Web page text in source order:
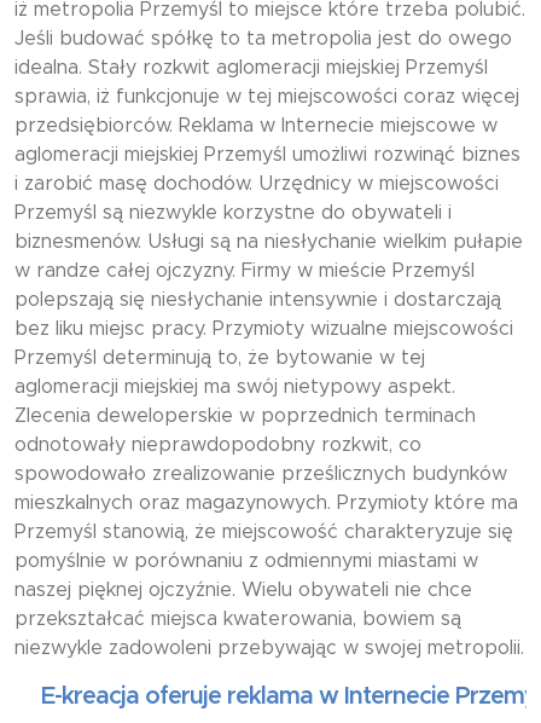
iż metropolia Przemyśl to miejsce które trzeba polubić.
Jeśli budować spółkę to ta metropolia jest do owego
idealna. Stały rozkwit aglomeracji miejskiej Przemyśl
sprawia, iż funkcjonuje w tej miejscowości coraz więcej
przedsiębiorców. Reklama w Internecie miejscowe w
aglomeracji miejskiej Przemyśl umożliwi rozwinąć biznes
i zarobić masę dochodów. Urzędnicy w miejscowości
Przemyśl są niezwykle korzystne do obywateli i
biznesmenów. Usługi są na niesłychanie wielkim pułapie
w randze całej ojczyzny. Firmy w mieście Przemyśl
polepszają się niesłychanie intensywnie i dostarczają
bez liku miejsc pracy. Przymioty wizualne miejscowości
Przemyśl determinują to, że bytowanie w tej
aglomeracji miejskiej ma swój nietypowy aspekt.
Zlecenia deweloperskie w poprzednich terminach
odnotowały nieprawdopodobny rozkwit, co
spowodowało zrealizowanie prześlicznych budynków
mieszkalnych oraz magazynowych. Przymioty które ma
Przemyśl stanowią, że miejscowość charakteryzuje się
pomyślnie w porównaniu z odmiennymi miastami w
naszej pięknej ojczyźnie. Wielu obywateli nie chce
przekształcać miejsca kwaterowania, bowiem są
niezwykle zadowoleni przebywając w swojej metropolii.
oferuje reklama w Internecie Przemyśl